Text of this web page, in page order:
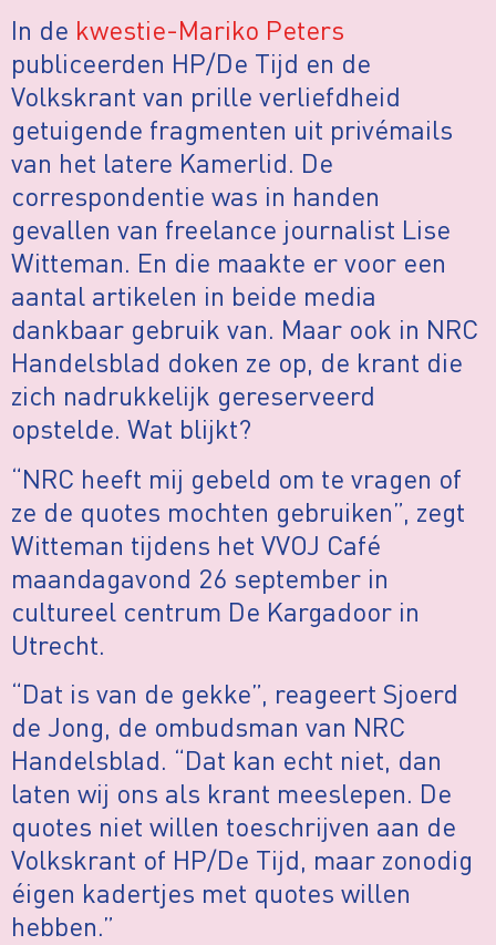
In de kwestie-Mariko Peters
publiceerden HP/De Tijd en de
Volkskrant van prille verliefdheid
getuigende fragmenten uit privémails
van het latere Kamerlid. De
correspondentie was in handen
gevallen van freelance journalist Lise
Witteman. En die maakte er voor een
aantal artikelen in beide media
dankbaar gebruik van. Maar ook in NRC
Handelsblad doken ze op, de krant die
zich nadrukkelijk gereserveerd
opstelde. Wat blijkt?
“NRC heeft mij gebeld om te vragen of
ze de quotes mochten gebruiken”, zegt
Witteman tijdens het VVOJ Café
maandagavond 26 september in
cultureel centrum De Kargadoor in
Utrecht.
“Dat is van de gekke”, reageert Sjoerd
de Jong, de ombudsman van NRC
Handelsblad. “Dat kan echt niet, dan
laten wij ons als krant meeslepen. De
quotes niet willen toeschrijven aan de
Volkskrant of HP/De Tijd, maar zonodig
éigen kadertjes met quotes willen
hebben.”